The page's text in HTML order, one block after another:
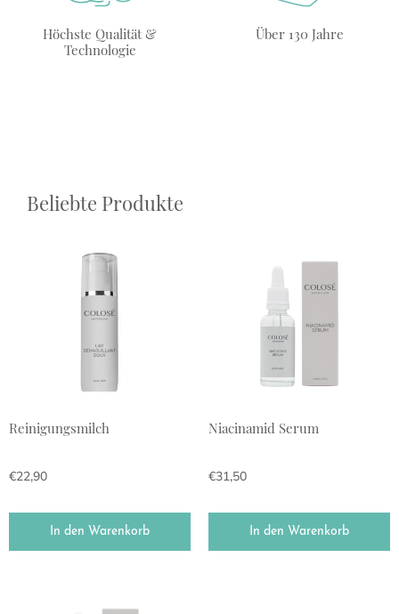
Höchste Qualität &
Technologie
Über 130 Jahre
Beliebte Produkte
Reinigungsmilch
€22,90
In den Warenkorb
Niacinamid Serum
€31,50
In den Warenkorb